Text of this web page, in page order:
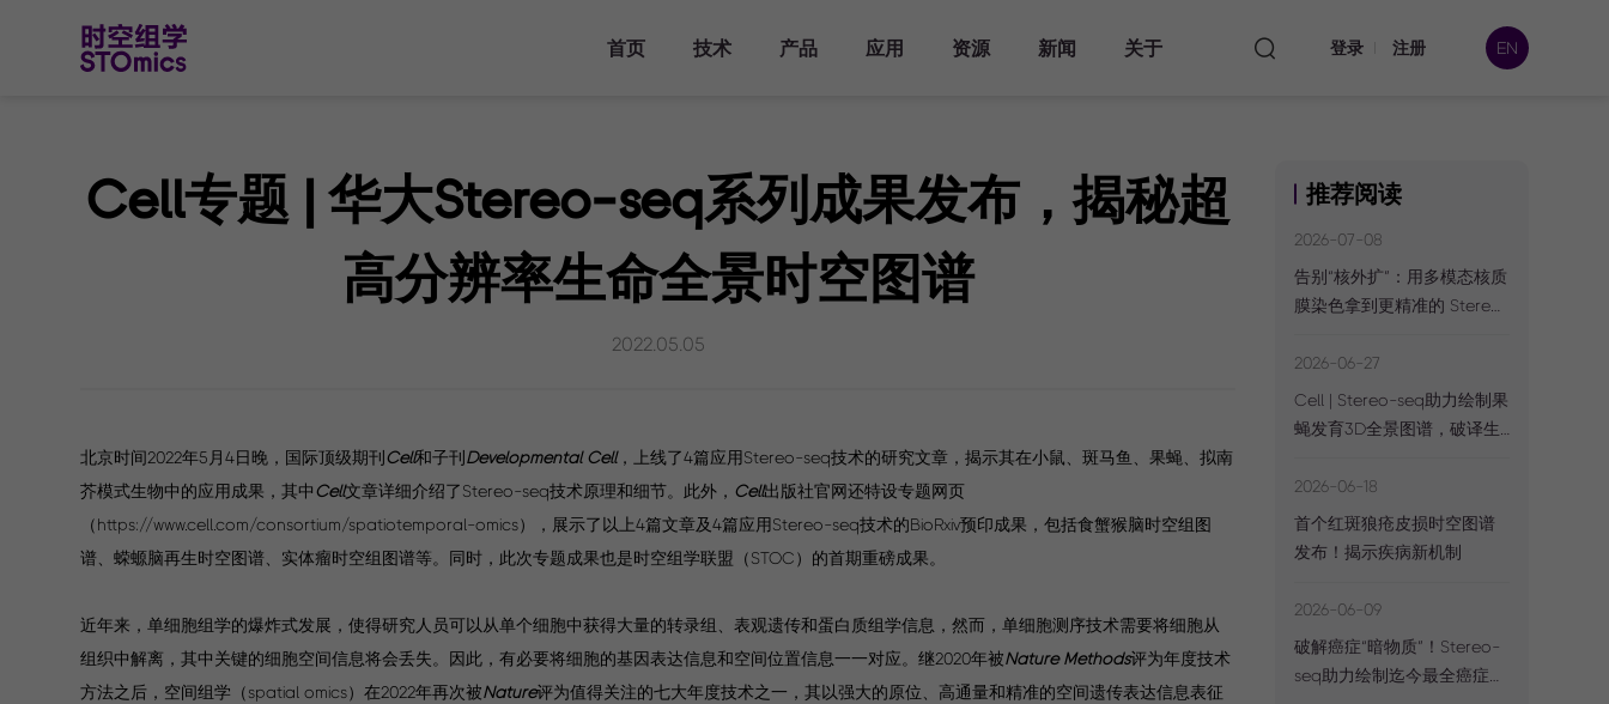
首页 技术 产品
时空转录组FF
时空转录组FF
V1.3
时空转录组FF
V1.3兼容mIF
时空转录组大尺寸
Stereo-CITE
Stereo-seq
Analysis Workflow
StereoMap
时空显微镜
时空自动化样本处
理系统
服务中心
应用
发育研究
器官研究
演化研究
科学计划
资源
视频库
发表文章
历史实测数据
生态合作伙伴
查找生态合作伙伴
成为生态合作伙伴
新闻
主题峰会
专题研讨会
培训活动
关于
华大三箭齐发介绍
里程碑
人才培养
加入我们
联系我们
登录 注册 EN
Cell专题 | 华大Stereo-seq系列成果发布，揭秘超
高分辨率生命全景时空图谱
2022.05.05
北京时间2022年5月4日晚，国际顶级期刊 Cell和子刊 Developmental Cell，上线了4篇应用Stereo-seq技术的研究文章，揭示其在小鼠、斑马鱼、果蝇、拟南
芥模式生物中的应用成果，其中Cell文章详细介绍了Stereo-seq技术原理和细节。此外， Cell出版社官网还特设专题网页
（https://www.cell.com/consortium/spatiotemporal-omics），展示了以上4篇文章及4篇应用Stereo-seq技术的BioRxiv预印成果，包括食蟹猴脑时空组图
谱、蝾螈脑再生时空图谱、实体瘤时空组图谱等。同时，此次专题成果也是时空组学联盟（STOC）的首期重磅成果。
近年来，单细胞组学的爆炸式发展，使得研究人员可以从单个细胞中获得大量的转录组、表观遗传和蛋白质组学信息，然而，单细胞测序技术需要将细胞从
组织中解离，其中关键的细胞空间信息将会丢失。因此，有必要将细胞的基因表达信息和空间位置信息一一对应。继2020年被Nature Methods评为年度技术
方法之后，空间组学（spatial omics）在2022年再次被Nature评为值得关注的七大年度技术之一，其以强大的原位、高通量和精准的空间遗传表达信息表征
推荐阅读
2026-07-08
告别“核外扩”：用多模态核质
膜染色拿到更精准的 Stereo-
2026-06-27
Cell | Stereo-seq助力绘制果
蝇发育3D全景图谱，破译生
2026-06-18
首个红斑狼疮皮损时空图谱
发布！揭示疾病新机制
2026-06-09
破解癌症“暗物质”！Stereo-
seq助力绘制迄今最全癌症